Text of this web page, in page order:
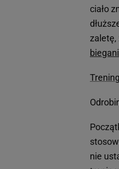
ciało
zaletę,
nie